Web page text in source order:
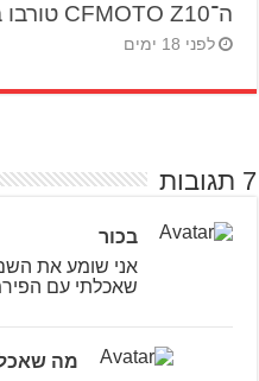
ה־CFMOTO Z10 טורבו בהשקה מקומית
לפני 18 ימים
7 תגובות
בכור
אני שומע את
שאכלתי עם
מה